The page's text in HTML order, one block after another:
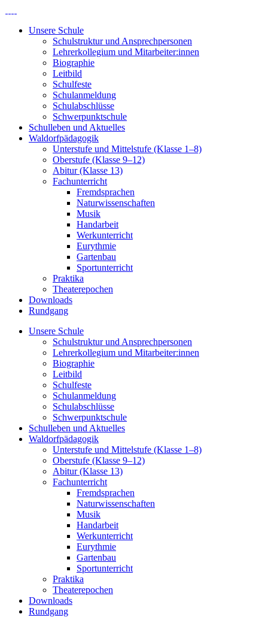
Unsere Schule
Schulstruktur und Ansprechpersonen
Lehrerkollegium und Mitarbeiter:innen
Biographie
Leitbild
Schulfeste
Schulanmeldung
Schulabschlüsse
Schwerpunktschule
Schulleben und Aktuelles
Waldorfpädagogik
Unterstufe und Mittelstufe (Klasse 1–8)
Oberstufe (Klasse 9–12)
Abitur (Klasse 13)
Fachunterricht
Fremdsprachen
Naturwissenschaften
Musik
Handarbeit
Werkunterricht
Eurythmie
Gartenbau
Sportunterricht
Praktika
Theaterepochen
Downloads
Rundgang
Unsere Schule
Schulstruktur und Ansprechpersonen
Lehrerkollegium und Mitarbeiter:innen
Biographie
Leitbild
Schulfeste
Schulanmeldung
Schulabschlüsse
Schwerpunktschule
Schulleben und Aktuelles
Waldorfpädagogik
Unterstufe und Mittelstufe (Klasse 1–8)
Oberstufe (Klasse 9–12)
Abitur (Klasse 13)
Fachunterricht
Fremdsprachen
Naturwissenschaften
Musik
Handarbeit
Werkunterricht
Eurythmie
Gartenbau
Sportunterricht
Praktika
Theaterepochen
Downloads
Rundgang